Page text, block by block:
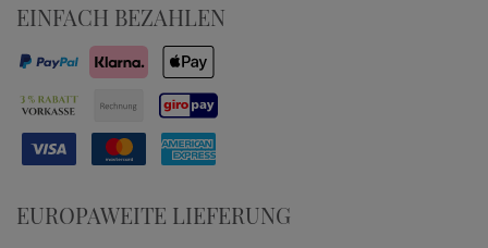
EINFACH BEZAHLEN
EUROPAWEITE LIEFERUNG